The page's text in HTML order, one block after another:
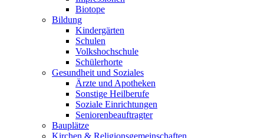
Biotope
Bildung
Kindergärten
Schulen
Volkshochschule
Schülerhorte
Gesundheit und Soziales
Ärzte und Apotheken
Sonstige Heilberufe
Soziale Einrichtungen
Seniorenbeauftragter
Bauplätze
Kirchen & Religionsgemeinschaften